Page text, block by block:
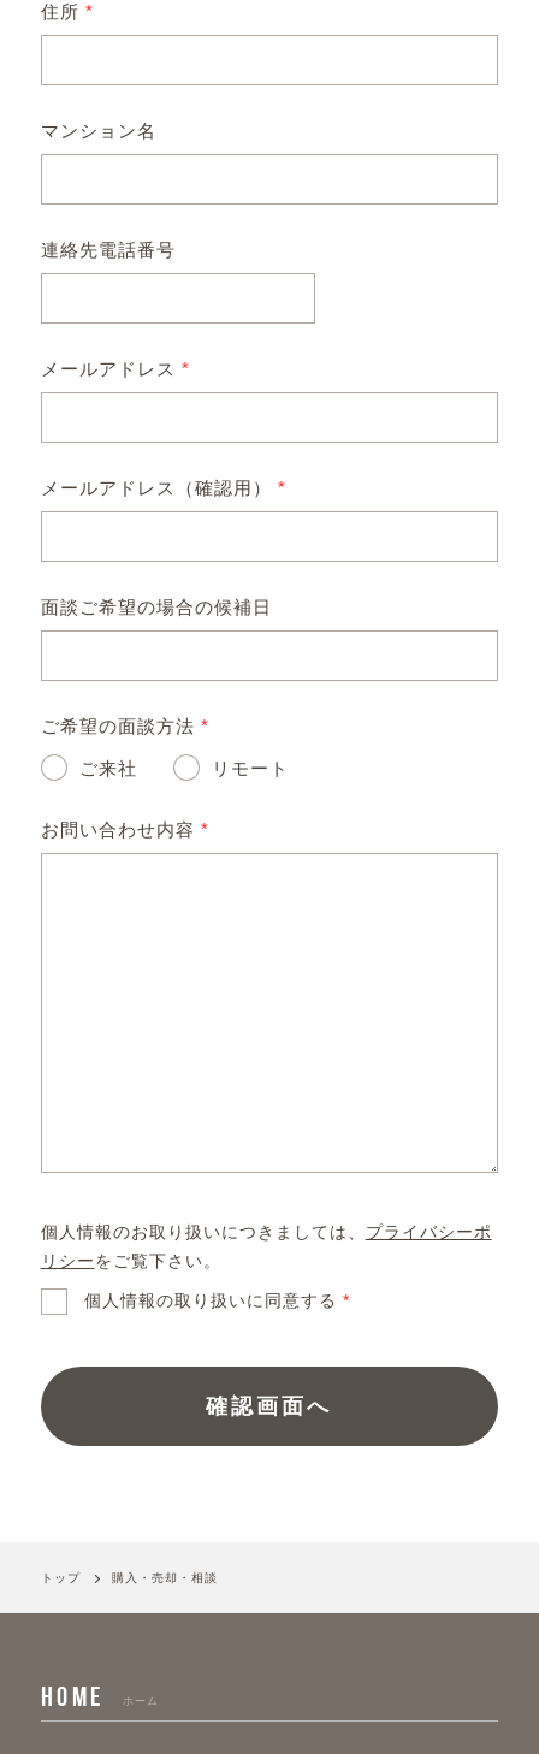
住所 *
マンション名
連絡先電話番号
メールアドレス *
メールアドレス（確認用） *
面談ご希望の場合の候補日
ご希望の面談方法 *
ご来社 リモート
お問い合わせ内容 *
個人情報のお取り扱いにつきましては、 プライバシーポ
リシー をご覧下さい。
個人情報の取り扱いに同意する *
トップ 購入・売却・相談
HOME ホーム